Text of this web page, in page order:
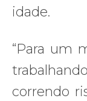
idade.
“Para um
correndo